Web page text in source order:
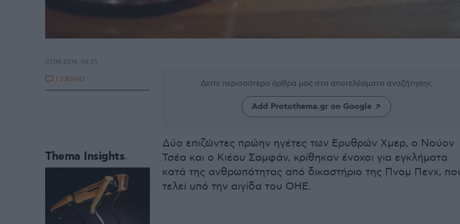
Δείτε περισσότερα άρθρα μας στα αποτελέσματα αναζήτησης
Add Protothema.gr on Google
Δύο επιζώντες πρώην ηγέτες των Ερυθρών Χμερ, ο Νούον
Τσέα και ο Κιέου Σαμφάν, κρίθηκαν ένοχοι για εγκλήματα
κατά της ανθρωπότητας από δικαστήριο της Πνομ Πενχ,
τελεί υπό την αιγίδα του ΟΗΕ.
07.08.2014, 08:25
1 ΣΧΟΛΙΟ
Thema Insights